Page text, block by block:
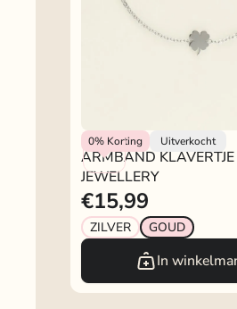
0% Korting Uitverkocht
My Jewellery
ARMBAND
JEWELLERY
€15,99
ZILVER GOUD
In